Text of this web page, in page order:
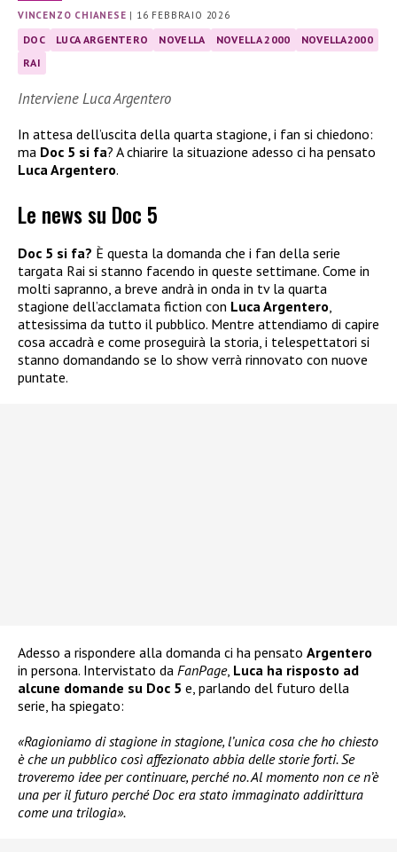
VINCENZO CHIANESE | 16 FEBBRAIO 2026
DOC LUCA ARGENTERO NOVELLA NOVELLA 2000
NOVELLA2000
RAI
Interviene Luca Argentero
In attesa dell’uscita della quarta stagione, i fan si chiedono:
ma Doc 5 si fa? A chiarire la situazione adesso ci ha pensato
Luca Argentero.
Le news su Doc 5
Doc 5 si fa? È questa la domanda che i fan della serie
targata Rai si stanno facendo in queste settimane. Come in
molti sapranno, a breve andrà in onda in tv la quarta
stagione dell’acclamata fiction con Luca Argentero,
attesissima da tutto il pubblico. Mentre attendiamo di capire
cosa accadrà e come proseguirà la storia, i telespettatori si
stanno domandando se lo show verrà rinnovato con nuove
puntate.
Adesso a rispondere alla domanda ci ha pensato Argentero
in persona. Intervistato da FanPage, Luca ha risposto ad
alcune domande su Doc 5 e, parlando del futuro della
serie, ha spiegato:
«Ragioniamo di stagione in stagione, l’unica cosa che ho chiesto
è che un pubblico così affezionato abbia delle storie forti. Se
troveremo idee per continuare, perché no. Al momento non ce n’è
una per il futuro perché Doc era stato immaginato addirittura
come una trilogia».